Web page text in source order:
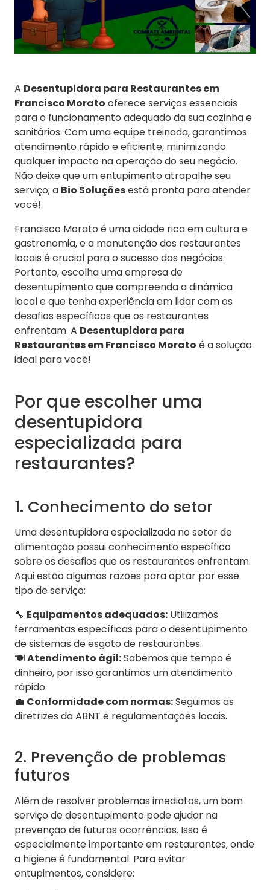
A Desentupidora para Restaurantes em
Francisco Morato oferece serviços essenciais
para o funcionamento adequado da sua cozinha e
sanitários. Com uma equipe treinada, garantimos
atendimento rápido e eficiente, minimizando
qualquer impacto na operação do seu negócio.
Não deixe que um entupimento atrapalhe seu
serviço; a Bio Soluçõesestá pronta para atender
você!
Francisco Morato é uma cidade rica em cultura e
gastronomia, e a manutenção dos restaurantes
locais é crucial para o sucesso dos negócios.
Portanto, escolha uma empresa de
desentupimento que compreenda a dinâmica
local e que tenha experiência em lidar com os
desafios específicos que os restaurantes
enfrentam. A Desentupidora para
Restaurantes em Francisco Morato é a solução
ideal para você!
Por que escolher uma
desentupidora
especializada para
restaurantes?
1. Conhecimento do setor
Uma desentupidora especializada no setor de
alimentação possui conhecimento específico
sobre os desafios que os restaurantes enfrentam.
Aqui estão algumas razões para optar por esse
tipo de serviço:
🔧 Equipamentos adequados: Utilizamos
ferramentas específicas para o desentupimento
de sistemas de esgoto de restaurantes.
🍽️Atendimento ágil:Sabemos que tempo é
dinheiro, por isso garantimos um atendimento
rápido.
💼 Conformidade com normas:Seguimos as
diretrizes da ABNT e regulamentações locais.
2. Prevenção de problemas
futuros
Além de resolver problemas imediatos, um bom
serviço de desentupimento pode ajudar na
prevenção de futuras ocorrências. Isso é
especialmente importante em restaurantes, onde
a higiene é fundamental. Para evitar
entupimentos, considere: